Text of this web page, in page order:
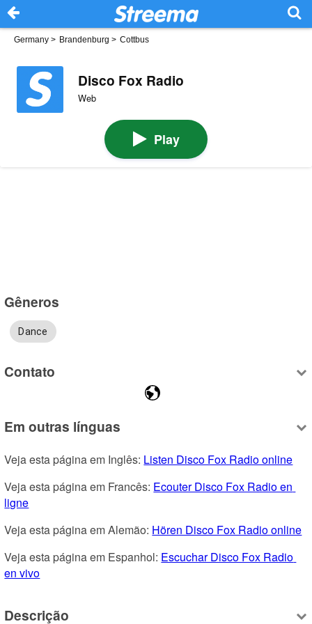
Germany > Brandenburg > Cottbus
Disco Fox Radio
Web
Play
Gêneros
Dance
Contato
Em outras línguas
Veja esta página em Inglês: Listen Disco Fox Radio online
Veja esta página em Francês: Ecouter Disco Fox Radio en
ligne
Veja esta página em Alemão: Hören Disco Fox Radio online
Veja esta página em Espanhol: Escuchar Disco Fox Radio
en vivo
Descrição